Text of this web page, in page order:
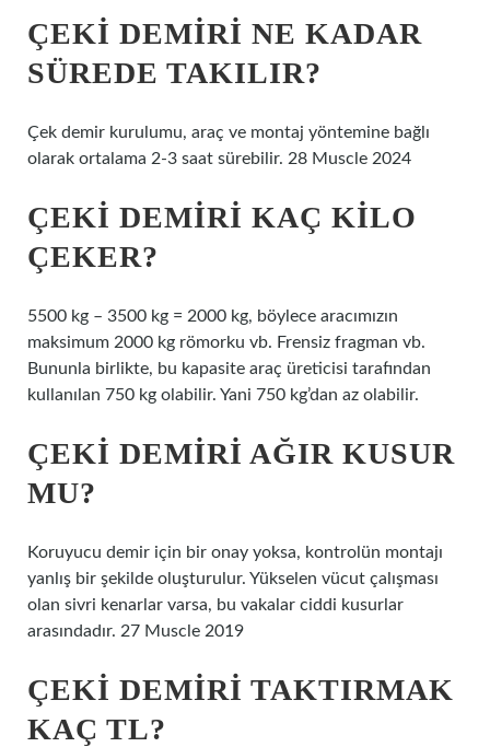
ÇEKI DEMIRI NE KADAR
SÜREDE TAKILIR?
Çek demir kurulumu, araç ve montaj yöntemine bağlı
olarak ortalama 2-3 saat sürebilir. 28 Muscle 2024
ÇEKI DEMIRI KAÇ KILO
ÇEKER?
5500 kg – 3500 kg = 2000 kg, böylece aracımızın
maksimum 2000 kg römorku vb. Frensiz fragman vb.
Bununla birlikte, bu kapasite araç üreticisi tarafından
kullanılan 750 kg olabilir. Yani 750 kg’dan az olabilir.
ÇEKI DEMIRI AĞIR KUSUR
MU?
Koruyucu demir için bir onay yoksa, kontrolün montajı
yanlış bir şekilde oluşturulur. Yükselen vücut çalışması
olan sivri kenarlar varsa, bu vakalar ciddi kusurlar
arasındadır. 27 Muscle 2019
ÇEKI DEMIRI TAKTIRMAK
KAÇ TL?